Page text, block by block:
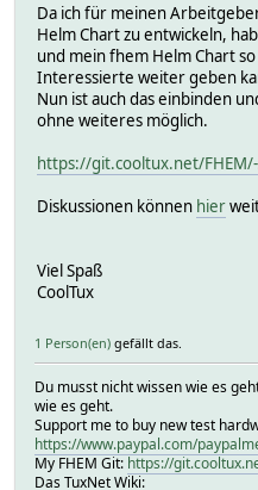
Da ich für meinen
Helm Chart zu entwickeln,
und mein fhem Helm Chart
Interessierte weiter geben
Nun ist auch das einbinden
ohne weiteres möglich.
https://git.cooltux.net/
Diskussionen können hier
Viel Spaß
CoolTux
1 Person(en) gefällt das.
Du musst nicht wissen wie es
wie es geht.
Support me to buy new test
https://www.paypal.com/
My FHEM Git: https://
Das TuxNet Wiki: